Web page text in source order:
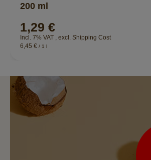
200 ml
1,29 €
Incl. 7% VAT excl. Shipping Cost
6,45 € / 1 l
Boletín
noticias